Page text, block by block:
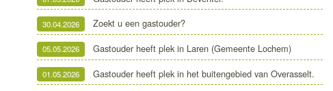
30.04.2026 Zoekt u een gastouder?
05.05.2026 Gastouder heeft plek in Laren (Gemeente Lochem)
01.05.2026 Gastouder heeft plek in het buitengebied van Overasselt.